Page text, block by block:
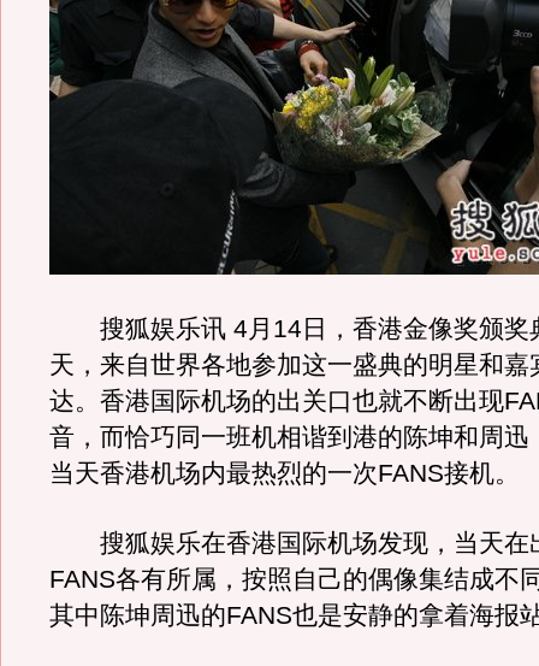
搜狐娱乐讯 4月14日，香港金像奖颁奖
天，来自世界各地参加这一盛典的明星和嘉
达。香港国际机场的出关口也就不断出现
音，而恰巧同一班机相谐到港的陈坤和周迅
当天香港机场内最热烈的一次FANS接机。
搜狐娱乐在香港国际机场发现，当天在
FANS各有所属，按照自己的偶像集结成不
其中陈坤周迅的FANS也是安静的拿着海报